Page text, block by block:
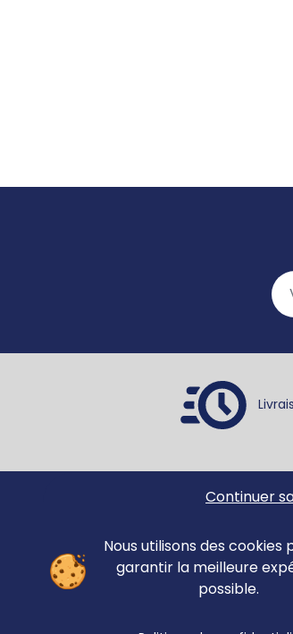
62330 ISBERGUES
Continuer
Nous utilisons des cookies
garantir la meilleure
possible.